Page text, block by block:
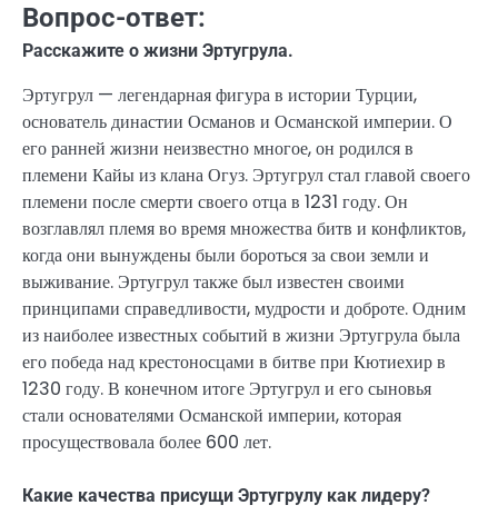
Вопрос-ответ:
Расскажите о жизни Эртугрула.
Эртугрул — легендарная фигура в истории Турции,
основатель династии Османов и Османской империи. О
его ранней жизни неизвестно многое, он родился в
племени Кайы из клана Огуз. Эртугрул стал главой своего
племени после смерти своего отца в 1231 году. Он
возглавлял племя во время множества битв и конфликтов,
когда они вынуждены были бороться за свои земли и
выживание. Эртугрул также был известен своими
принципами справедливости, мудрости и доброте. Одним
из наиболее известных событий в жизни Эртугрула была
его победа над крестоносцами в битве при Кютиехир в
1230 году. В конечном итоге Эртугрул и его сыновья
стали основателями Османской империи, которая
просуществовала более 600 лет.
Какие качества присущи Эртугрулу как лидеру?